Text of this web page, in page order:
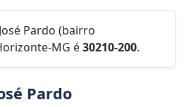
Pardo (bairro
MG é30210-200.
Pardo